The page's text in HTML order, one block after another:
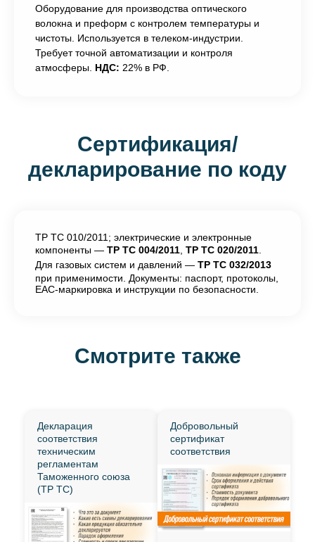
Оборудование для производства оптического
волокна и преформ с контролем температуры и
чистоты. Используется в телеком-индустрии.
Требует точной автоматизации и контроля
атмосферы. НДС: 22% в РФ.
Сертификация/
декларирование по коду
ТР ТС 010/2011; электрические и электронные
компоненты — ТР ТС 004/2011 ТР ТС 020/2011
Для газовых систем и давлений — ТР ТС 032/2013
при применимости. Документы: паспорт, протоколы,
ЕАС-маркировка и инструкции по безопасности.
Смотрите также
Декларация
соответствия
техническим
регламентам
Таможенного союза
(ТР ТС)
Добровольный
сертификат
соответствия